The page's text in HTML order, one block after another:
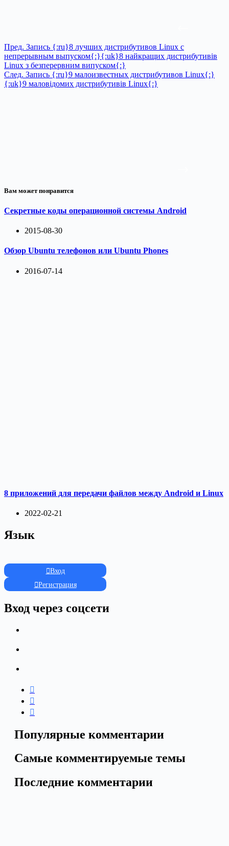
Пред. Запись {:ru}8 лучших дистрибутивов Linux с
непрерывным выпуском{:}{:uk}8 найкращих дистрибутивів
Linux з безперервним випуском{:}
След. Запись {:ru}9 малоизвестных дистрибутивов Linux{:}
{:uk}9 маловідомих дистрибутивів Linux{:}
Вам может понравится
Секретные коды операционной системы Android
2015-08-30
Обзор Ubuntu телефонов или Ubuntu Phones
2016-07-14
8 приложений для передачи файлов между Android и Linux
2022-02-21
Язык
Вход
Регистрация
Вход через соцсети
Популярные комментарии
Самые комментируемые темы
Последние комментарии